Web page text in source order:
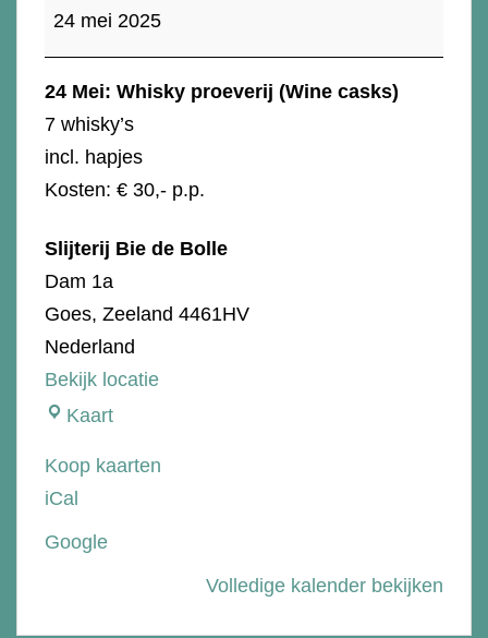
proeverij
24 mei 2025
24 Mei: Whisky proeverij (Wine casks)
7 whisky’s
incl. hapjes
Kosten: € 30,- p.p.
Slijterij Bie de Bolle
Dam 1a
Goes, Zeeland 4461HV
Nederland
Bekijk locatie
KaartSlijterij
de
Koop kaarten
iCal
Google
Volledige kalender bekijken